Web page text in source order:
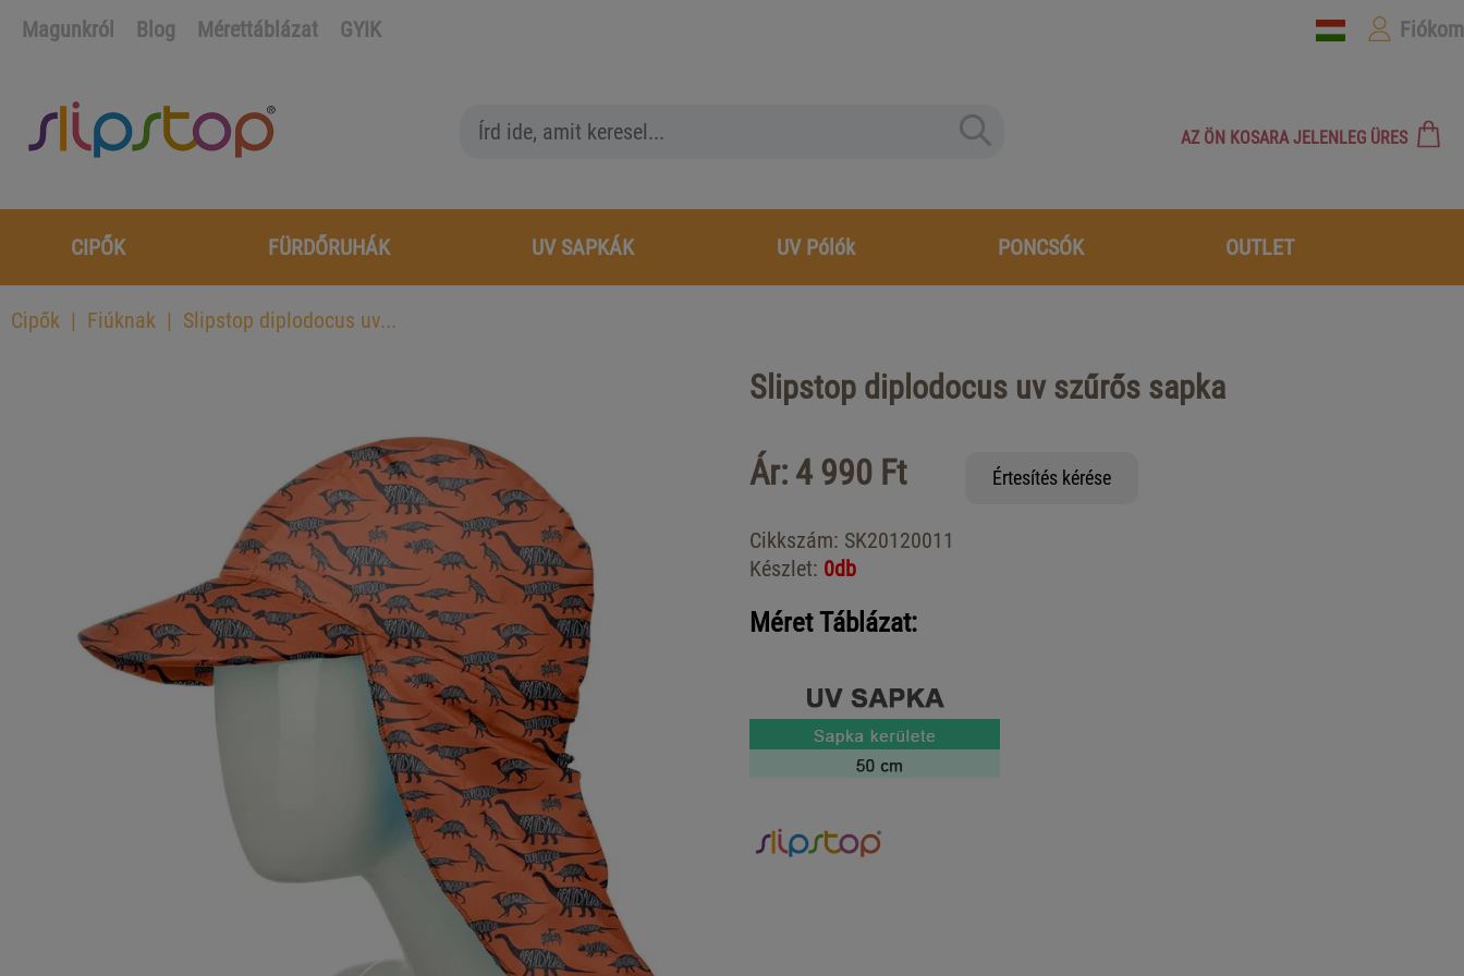
Magunkról Blog Mérettáblázat GYIK Fiókom
AZ ÖN KOSARA JELENLEG ÜRES
CIPŐK FÜRDŐRUHÁK UV SAPKÁK UV Pólók PONCSÓK OUTLET
Cipők Fiúknak Slipstop diplodocus uv...
Slipstop diplodocus uv szűrős sapka
Ár: 4 990 Ft Értesítés kérése
Cikkszám: SK20120011
Készlet: 0db
Méret Táblázat: